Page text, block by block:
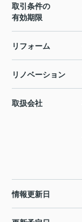
取引条件の
有効期限
リフォーム
リノベーション
取扱会社
情報更新日